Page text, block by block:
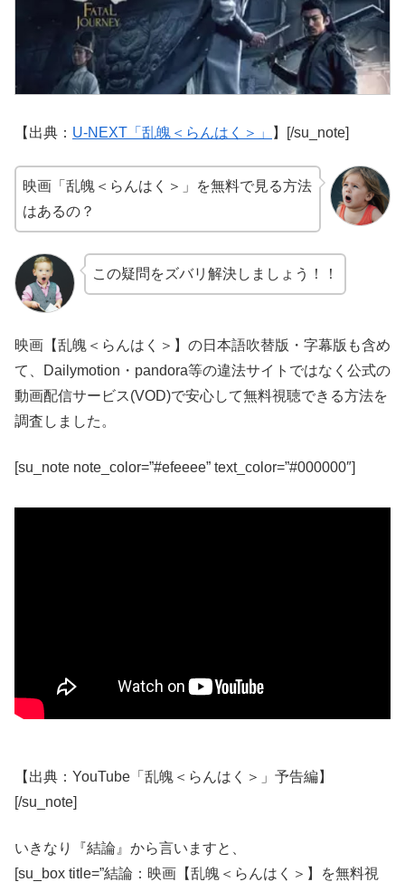
【出典： U-NEXT「乱魄＜らんはく＞」 】[/su_note]
映画「乱魄＜らんはく＞」を無料で見る方法
はあるの？
この疑問をズバリ解決しましょう！！
映画【乱魄＜らんはく＞】の日本語吹替版・字幕版も含め
て、Dailymotion・pandora等の違法サイトではなく公式の
動画配信サービス(VOD)で安心して無料視聴できる方法を
調査しました。
[su_note note_color=”#efeeee” text_color=”#000000″]
【出典：YouTube「乱魄＜らんはく＞」予告編】
[/su_note]
いきなり『結論』から言いますと、
[su_box title=”結論：映画【乱魄＜らんはく＞】を無料視